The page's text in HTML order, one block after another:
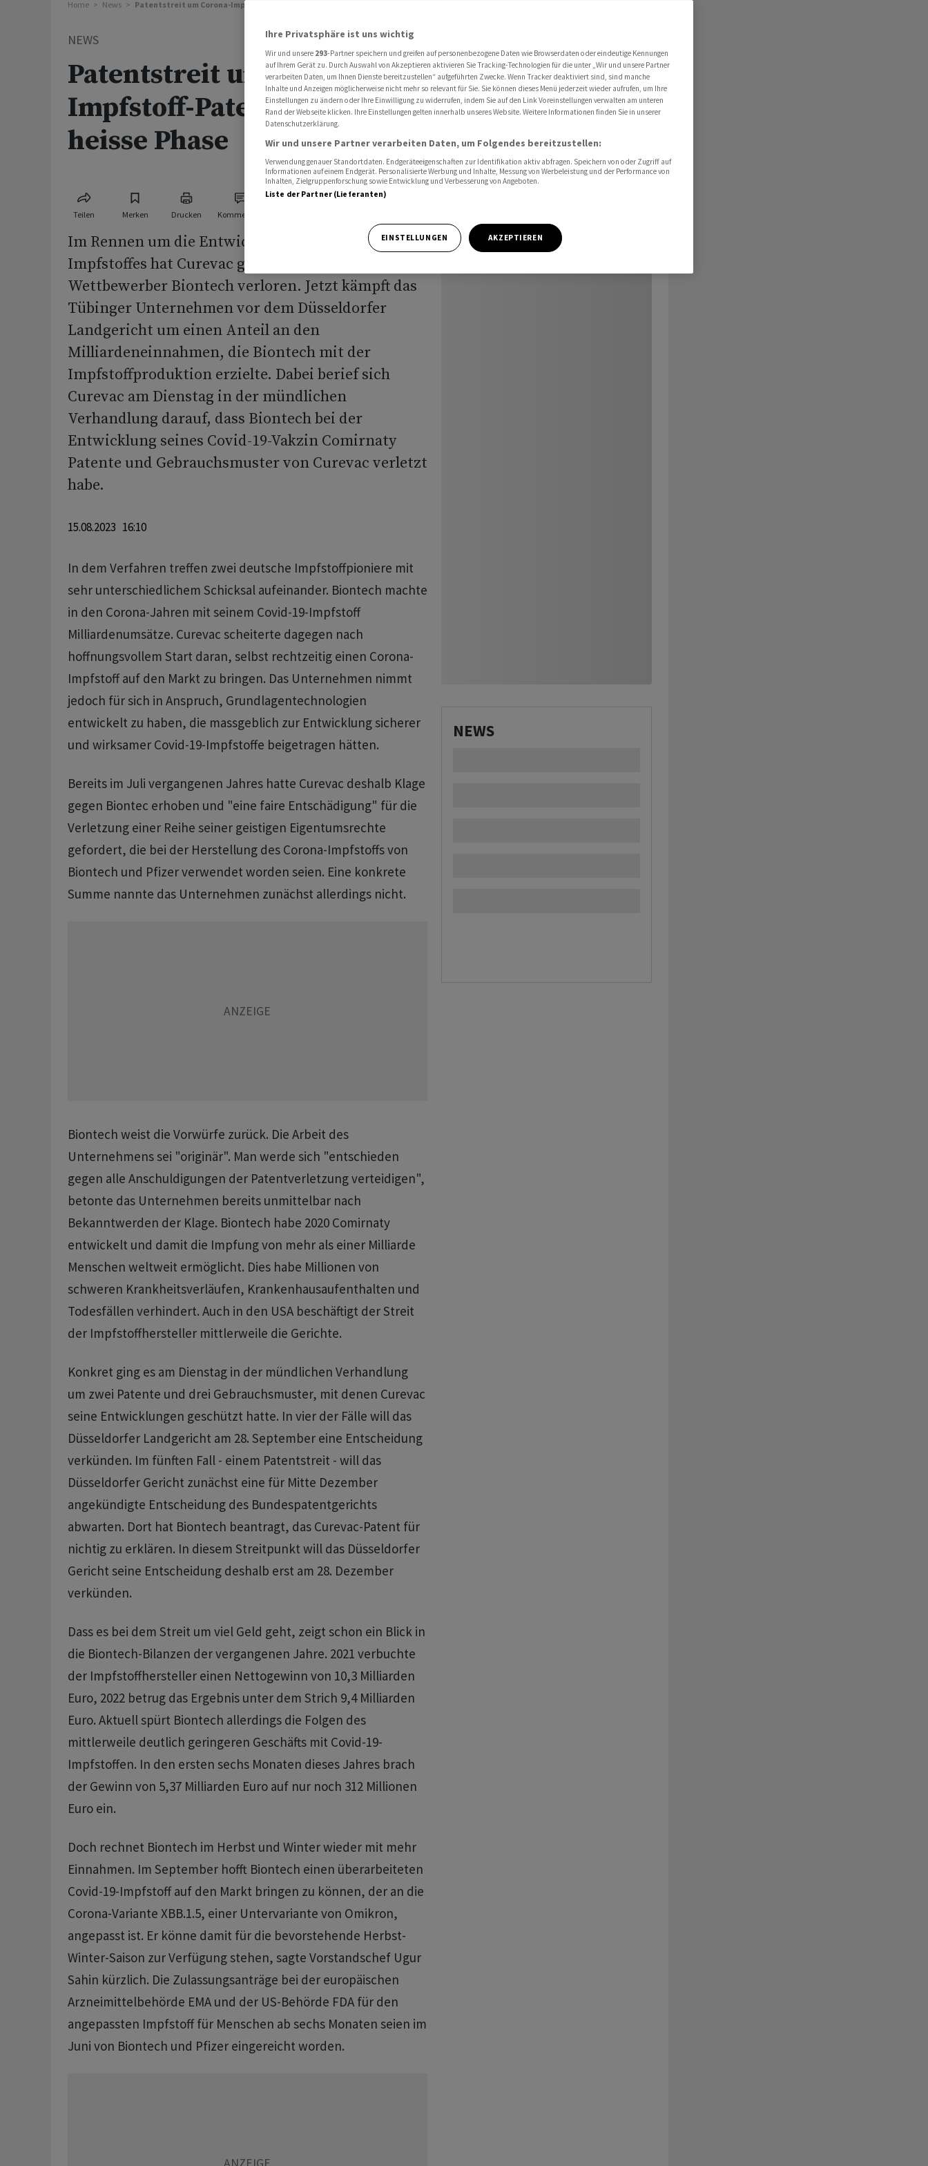
Home News Patentstreit um Corona-Impfstoff-Patente geht in heisse Phase
NEWS
Patentstreit um Corona-
Impfstoff-Patente geht in
heisse Phase
Teilen Merken Drucken Kommentare
Im Rennen um die Entwicklung eines Corona-
Impfstoffes hat Curevac gegen den deutschen
Wettbewerber Biontech verloren. Jetzt kämpft das
Tübinger Unternehmen vor dem Düsseldorfer
Landgericht um einen Anteil an den
Milliardeneinnahmen, die Biontech mit der
Impfstoffproduktion erzielte. Dabei berief sich
Curevac am Dienstag in der mündlichen
Verhandlung darauf, dass Biontech bei der
Entwicklung seines Covid-19-Vakzin Comirnaty
Patente und Gebrauchsmuster von Curevac verletzt
habe.
15.08.2023 16:10
In dem Verfahren treffen zwei deutsche Impfstoffpioniere mit
sehr unterschiedlichem Schicksal aufeinander. Biontech machte
in den Corona-Jahren mit seinem Covid-19-Impfstoff
Milliardenumsätze. Curevac scheiterte dagegen nach
hoffnungsvollem Start daran, selbst rechtzeitig einen Corona-
Impfstoff auf den Markt zu bringen. Das Unternehmen nimmt
jedoch für sich in Anspruch, Grundlagentechnologien
entwickelt zu haben, die massgeblich zur Entwicklung sicherer
und wirksamer Covid-19-Impfstoffe beigetragen hätten.
Bereits im Juli vergangenen Jahres hatte Curevac deshalb Klage
gegen Biontec erhoben und "eine faire Entschädigung" für die
Verletzung einer Reihe seiner geistigen Eigentumsrechte
gefordert, die bei der Herstellung des Corona-Impfstoffs von
Biontech und Pfizer verwendet worden seien. Eine konkrete
Summe nannte das Unternehmen zunächst allerdings nicht.
Biontech weist die Vorwürfe zurück. Die Arbeit des
Unternehmens sei "originär". Man werde sich "entschieden
gegen alle Anschuldigungen der Patentverletzung verteidigen",
betonte das Unternehmen bereits unmittelbar nach
Bekanntwerden der Klage. Biontech habe 2020 Comirnaty
entwickelt und damit die Impfung von mehr als einer Milliarde
Menschen weltweit ermöglicht. Dies habe Millionen von
schweren Krankheitsverläufen, Krankenhausaufenthalten und
Todesfällen verhindert. Auch in den USA beschäftigt der Streit
der Impfstoffhersteller mittlerweile die Gerichte.
Konkret ging es am Dienstag in der mündlichen Verhandlung
um zwei Patente und drei Gebrauchsmuster, mit denen Curevac
seine Entwicklungen geschützt hatte. In vier der Fälle will das
Düsseldorfer Landgericht am 28. September eine Entscheidung
verkünden. Im fünften Fall - einem Patentstreit - will das
Düsseldorfer Gericht zunächst eine für Mitte Dezember
angekündigte Entscheidung des Bundespatentgerichts
abwarten. Dort hat Biontech beantragt, das Curevac-Patent für
nichtig zu erklären. In diesem Streitpunkt will das Düsseldorfer
Gericht seine Entscheidung deshalb erst am 28. Dezember
verkünden.
Dass es bei dem Streit um viel Geld geht, zeigt schon ein Blick in
die Biontech-Bilanzen der vergangenen Jahre. 2021 verbuchte
der Impfstoffhersteller einen Nettogewinn von 10,3 Milliarden
Euro, 2022 betrug das Ergebnis unter dem Strich 9,4 Milliarden
Euro. Aktuell spürt Biontech allerdings die Folgen des
mittlerweile deutlich geringeren Geschäfts mit Covid-19-
Impfstoffen. In den ersten sechs Monaten dieses Jahres brach
der Gewinn von 5,37 Milliarden Euro auf nur noch 312 Millionen
Euro ein.
Doch rechnet Biontech im Herbst und Winter wieder mit mehr
Einnahmen. Im September hofft Biontech einen überarbeiteten
Covid-19-Impfstoff auf den Markt bringen zu können, der an die
Corona-Variante XBB.1.5, einer Untervariante von Omikron,
angepasst ist. Er könne damit für die bevorstehende Herbst-
Winter-Saison zur Verfügung stehen, sagte Vorstandschef Ugur
Sahin kürzlich. Die Zulassungsanträge bei der europäischen
Arzneimittelbehörde EMA und der US-Behörde FDA für den
angepassten Impfstoff für Menschen ab sechs Monaten seien im
Juni von Biontech und Pfizer eingereicht worden.
NEWS
Ihre Privatsphäre ist uns wichtig
Wir und unsere 293-Partner speichern und greifen auf personenbezogene Daten wie Browserdaten oder eindeutige Kennungen
auf Ihrem Gerät zu. Durch Auswahl von Akzeptieren aktivieren Sie Tracking-Technologien für die unter „Wir und unsere Partner
verarbeiten Daten, um Ihnen Dienste bereitzustellen“ aufgeführten Zwecke. Wenn Tracker deaktiviert sind, sind manche
Inhalte und Anzeigen möglicherweise nicht mehr so relevant für Sie. Sie können dieses Menü jederzeit wieder aufrufen, um Ihre
Einstellungen zu ändern oder Ihre Einwilligung zu widerrufen, indem Sie auf den Link Voreinstellungen verwalten am unteren
Rand der Webseite klicken. Ihre Einstellungen gelten innerhalb unseres Website. Weitere Informationen finden Sie in unserer
Datenschutzerklärung.
Wir und unsere Partner verarbeiten Daten, um Folgendes bereitzustellen:
Verwendung genauer Standortdaten. Endgeräteeigenschaften zur Identifikation aktiv abfragen. Speichern von oder Zugriff auf
Informationen auf einem Endgerät. Personalisierte Werbung und Inhalte, Messung von Werbeleistung und der Performance von
Inhalten, Zielgruppenforschung sowie Entwicklung und Verbesserung von Angeboten.
Liste der Partner (Lieferanten)
EINSTELLUNGEN AKZEPTIEREN